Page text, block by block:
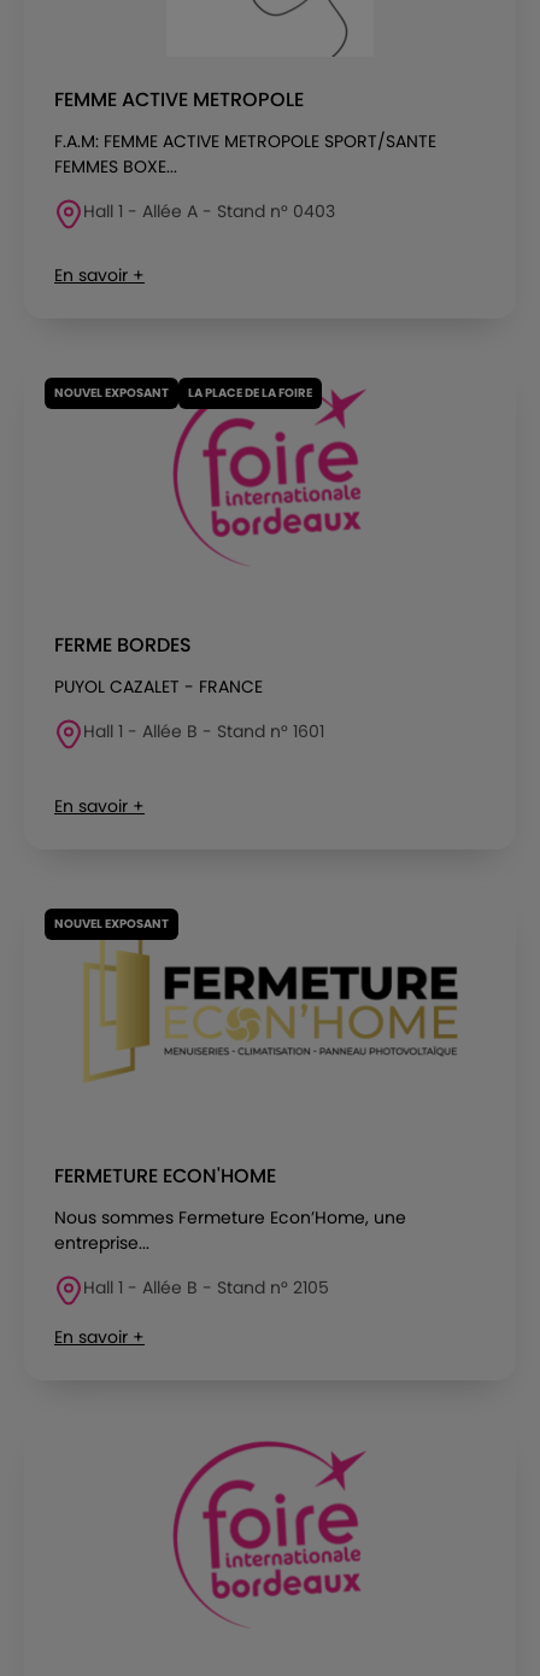
FEMME ACTIVE METROPOLE
F.A.M: FEMME ACTIVE METROPOLE SPORT/SANTE
FEMMES BOXE...
Hall 1 - Allée A - Stand n° 0403
En savoir +
NOUVEL EXPOSANT LA PLACE DE LA FOIRE
FERME BORDES
PUYOL CAZALET - FRANCE
Hall 1 - Allée B - Stand n° 1601
En savoir +
NOUVEL EXPOSANT
FERMETURE ECON'HOME
Nous sommes Fermeture Econ’Home, une
entreprise...
Hall 1 - Allée B - Stand n° 2105
En savoir +